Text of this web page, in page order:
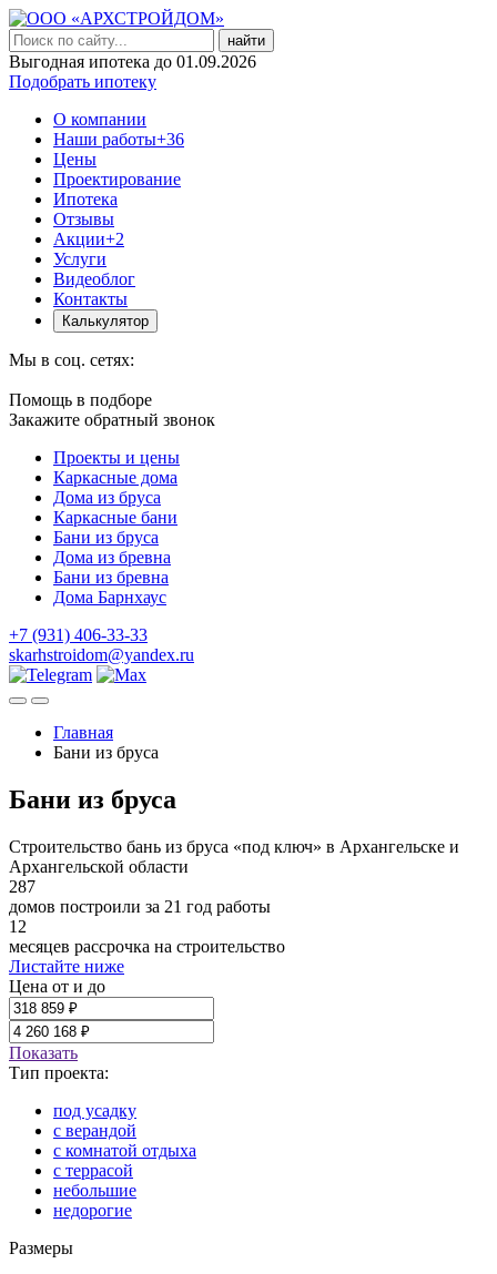
найти
Выгодная ипотека до 01.09.2026
Подобрать ипотеку
О компании
Наши работы+36
Цены
Проектирование
Ипотека
Отзывы
Акции+2
Услуги
Видеоблог
Контакты
Калькулятор
Мы в соц. сетях:
Помощь в подборе
Закажите обратный звонок
Проекты и цены
Каркасные дома
Дома из бруса
Каркасные бани
Бани из бруса
Дома из бревна
Бани из бревна
Дома Барнхаус
+7 (931) 406-33-33
skarhstroidom@yandex.ru
Главная
Бани из бруса
Бани из бруса
Строительство бань из бруса «под ключ» в Архангельске и
Архангельской области
287
домов построили за 21 год работы
12
месяцев рассрочка на строительство
Листайте ниже
Цена от и до
Показать
Тип проекта:
под усадку
с верандой
с комнатой отдыха
с террасой
небольшие
недорогие
Размеры